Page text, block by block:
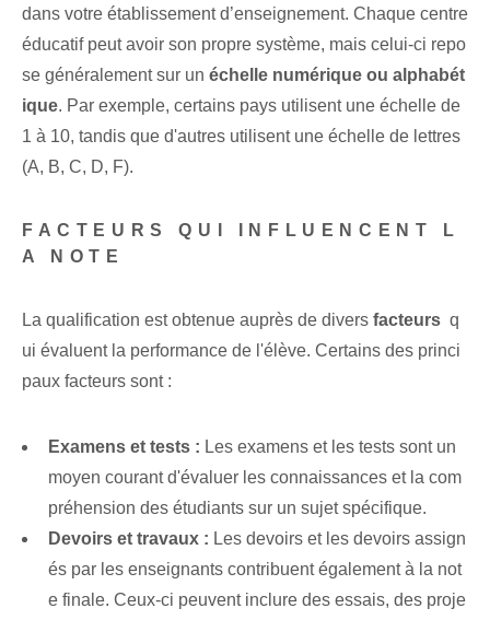
dans votre établissement d’enseignement. Chaque centre
éducatif peut avoir son propre système, mais celui-ci repo
se généralement sur un échelle numérique ou alphabét
ique. Par exemple, certains pays utilisent une échelle de
1 à 10, tandis que d'autres utilisent une échelle de lettres⁤
(A, B, C, ⁢D, F).
FACTEURS QUI INFLUENCENT L
A NOTE
La‌ qualification est‍ obtenue⁤ auprès de ⁤divers facteurs ⁤ q
ui évaluent la performance de l'élève. Certains des princi
paux facteurs sont :
Examens et tests : Les examens et les tests sont un
moyen courant d'évaluer les connaissances et la com
préhension des étudiants sur un sujet spécifique.
Devoirs et travaux : Les devoirs et les devoirs assign
és par les enseignants contribuent également à la not
e finale. Ceux-ci peuvent inclure des essais, des proje